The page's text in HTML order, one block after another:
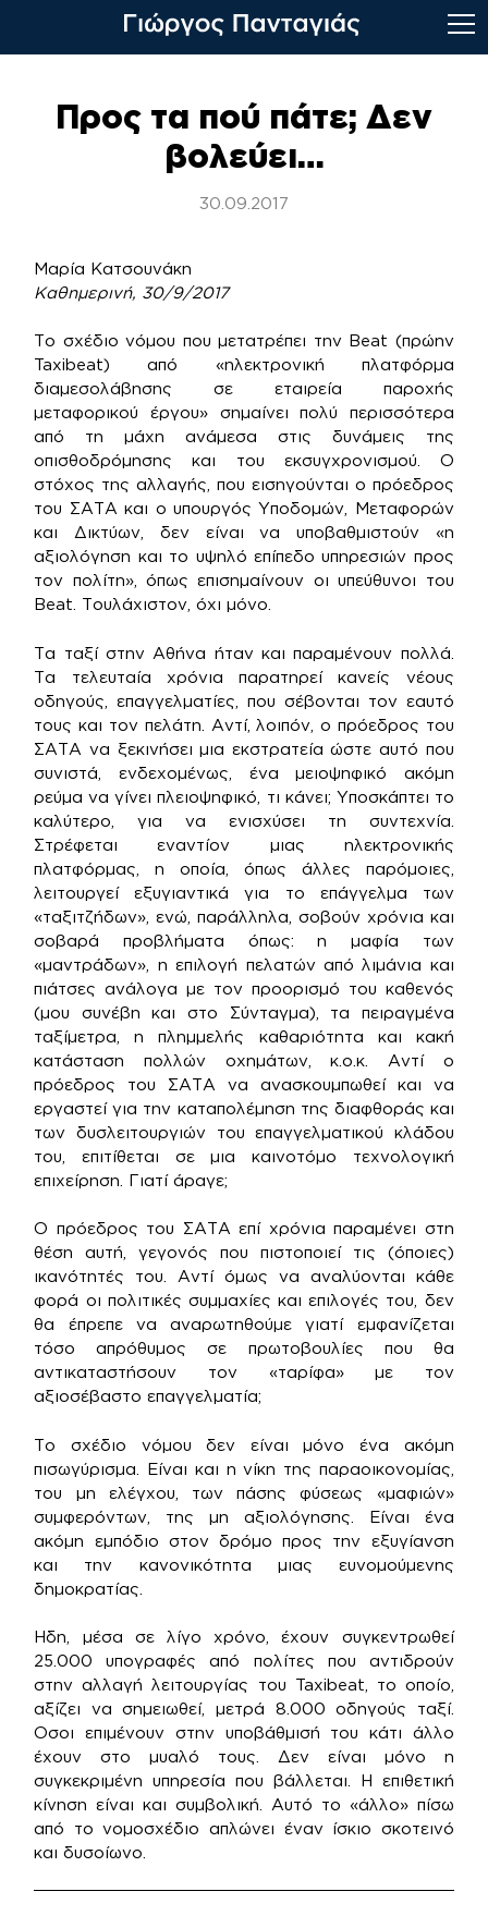
contentΠρος τα πού πάτε; Δεν
βολεύει…
30.09.2017
Μαρία Κατσουνάκη
Καθημερινή, 30/9/2017
Το σχέδιο νόμου που μετατρέπει την Beat (πρώην
Taxibeat) από «ηλεκτρονική πλατφόρμα
διαμεσολάβησης σε εταιρεία παροχής
μεταφορικού έργου» σημαίνει πολύ περισσότερα
από τη μάχη ανάμεσα στις δυνάμεις της
οπισθοδρόμησης και του εκσυγχρονισμού. Ο
στόχος της αλλαγής, που εισηγούνται ο πρόεδρος
του ΣΑΤΑ και ο υπουργός Υποδομών, Μεταφορών
και Δικτύων, δεν είναι να υποβαθμιστούν «η
αξιολόγηση και το υψηλό επίπεδο υπηρεσιών προς
τον πολίτη», όπως επισημαίνουν οι υπεύθυνοι του
Beat. Τουλάχιστον, όχι μόνο.
Τα ταξί στην Αθήνα ήταν και παραμένουν πολλά.
Τα τελευταία χρόνια παρατηρεί κανείς νέους
οδηγούς, επαγγελματίες, που σέβονται τον εαυτό
τους και τον πελάτη. Αντί, λοιπόν, ο πρόεδρος του
ΣΑΤΑ να ξεκινήσει μια εκστρατεία ώστε αυτό που
συνιστά, ενδεχομένως, ένα μειοψηφικό ακόμη
ρεύμα να γίνει πλειοψηφικό, τι κάνει; Υποσκάπτει το
καλύτερο, για να ενισχύσει τη συντεχνία.
Στρέφεται εναντίον μιας ηλεκτρονικής
πλατφόρμας, η οποία, όπως άλλες παρόμοιες,
λειτουργεί εξυγιαντικά για το επάγγελμα των
«ταξιτζήδων», ενώ, παράλληλα, σοβούν χρόνια και
σοβαρά προβλήματα όπως: η μαφία των
«μαντράδων», η επιλογή πελατών από λιμάνια και
πιάτσες ανάλογα με τον προορισμό του καθενός
(μου συνέβη και στο Σύνταγμα), τα πειραγμένα
ταξίμετρα, η πλημμελής καθαριότητα και κακή
κατάσταση πολλών οχημάτων, κ.ο.κ. Αντί ο
πρόεδρος του ΣΑΤΑ να ανασκουμπωθεί και να
εργαστεί για την καταπολέμηση της διαφθοράς και
των δυσλειτουργιών του επαγγελματικού κλάδου
του, επιτίθεται σε μια καινοτόμο τεχνολογική
επιχείρηση. Γιατί άραγε;
Ο πρόεδρος του ΣΑΤΑ επί χρόνια παραμένει στη
θέση αυτή, γεγονός που πιστοποιεί τις (όποιες)
ικανότητές του. Αντί όμως να αναλύονται κάθε
φορά οι πολιτικές συμμαχίες και επιλογές του, δεν
θα έπρεπε να αναρωτηθούμε γιατί εμφανίζεται
τόσο απρόθυμος σε πρωτοβουλίες που θα
αντικαταστήσουν τον «ταρίφα» με τον
αξιοσέβαστο επαγγελματία;
Το σχέδιο νόμου δεν είναι μόνο ένα ακόμη
πισωγύρισμα. Είναι και η νίκη της παραοικονομίας,
του μη ελέγχου, των πάσης φύσεως «μαφιών»
συμφερόντων, της μη αξιολόγησης. Είναι ένα
ακόμη εμπόδιο στον δρόμο προς την εξυγίανση
και την κανονικότητα μιας ευνομούμενης
δημοκρατίας.
Ηδη, μέσα σε λίγο χρόνο, έχουν συγκεντρωθεί
25.000 υπογραφές από πολίτες που αντιδρούν
στην αλλαγή λειτουργίας του Taxibeat, το οποίο,
αξίζει να σημειωθεί, μετρά 8.000 οδηγούς ταξί.
Οσοι επιμένουν στην υποβάθμισή του κάτι άλλο
έχουν στο μυαλό τους. Δεν είναι μόνο η
συγκεκριμένη υπηρεσία που βάλλεται. Η επιθετική
κίνηση είναι και συμβολική. Αυτό το «άλλο» πίσω
από το νομοσχέδιο απλώνει έναν ίσκιο σκοτεινό
και δυσοίωνο.